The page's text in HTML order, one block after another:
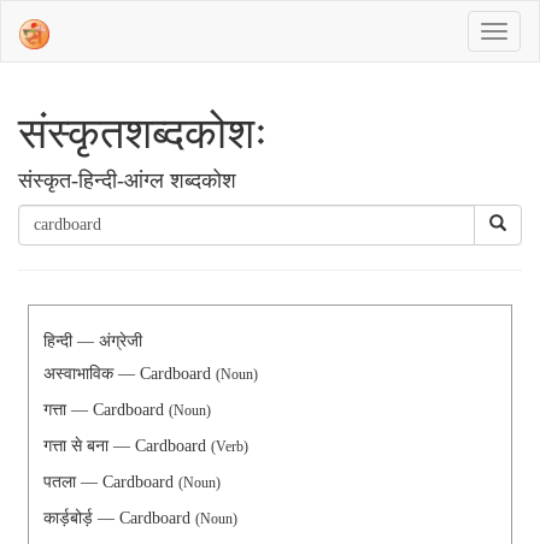
संस्‍कृतशब्‍दकोशः
संस्‍कृत-हिन्दी-आंग्ल शब्दकोश
हिन्दी — अंग्रेजी
अस्वाभाविक — Cardboard (Noun)
गत्ता — Cardboard (Noun)
गत्ता से बना — Cardboard (Verb)
पतला — Cardboard (Noun)
कार्ड़बोर्ड़ — Cardboard (Noun)